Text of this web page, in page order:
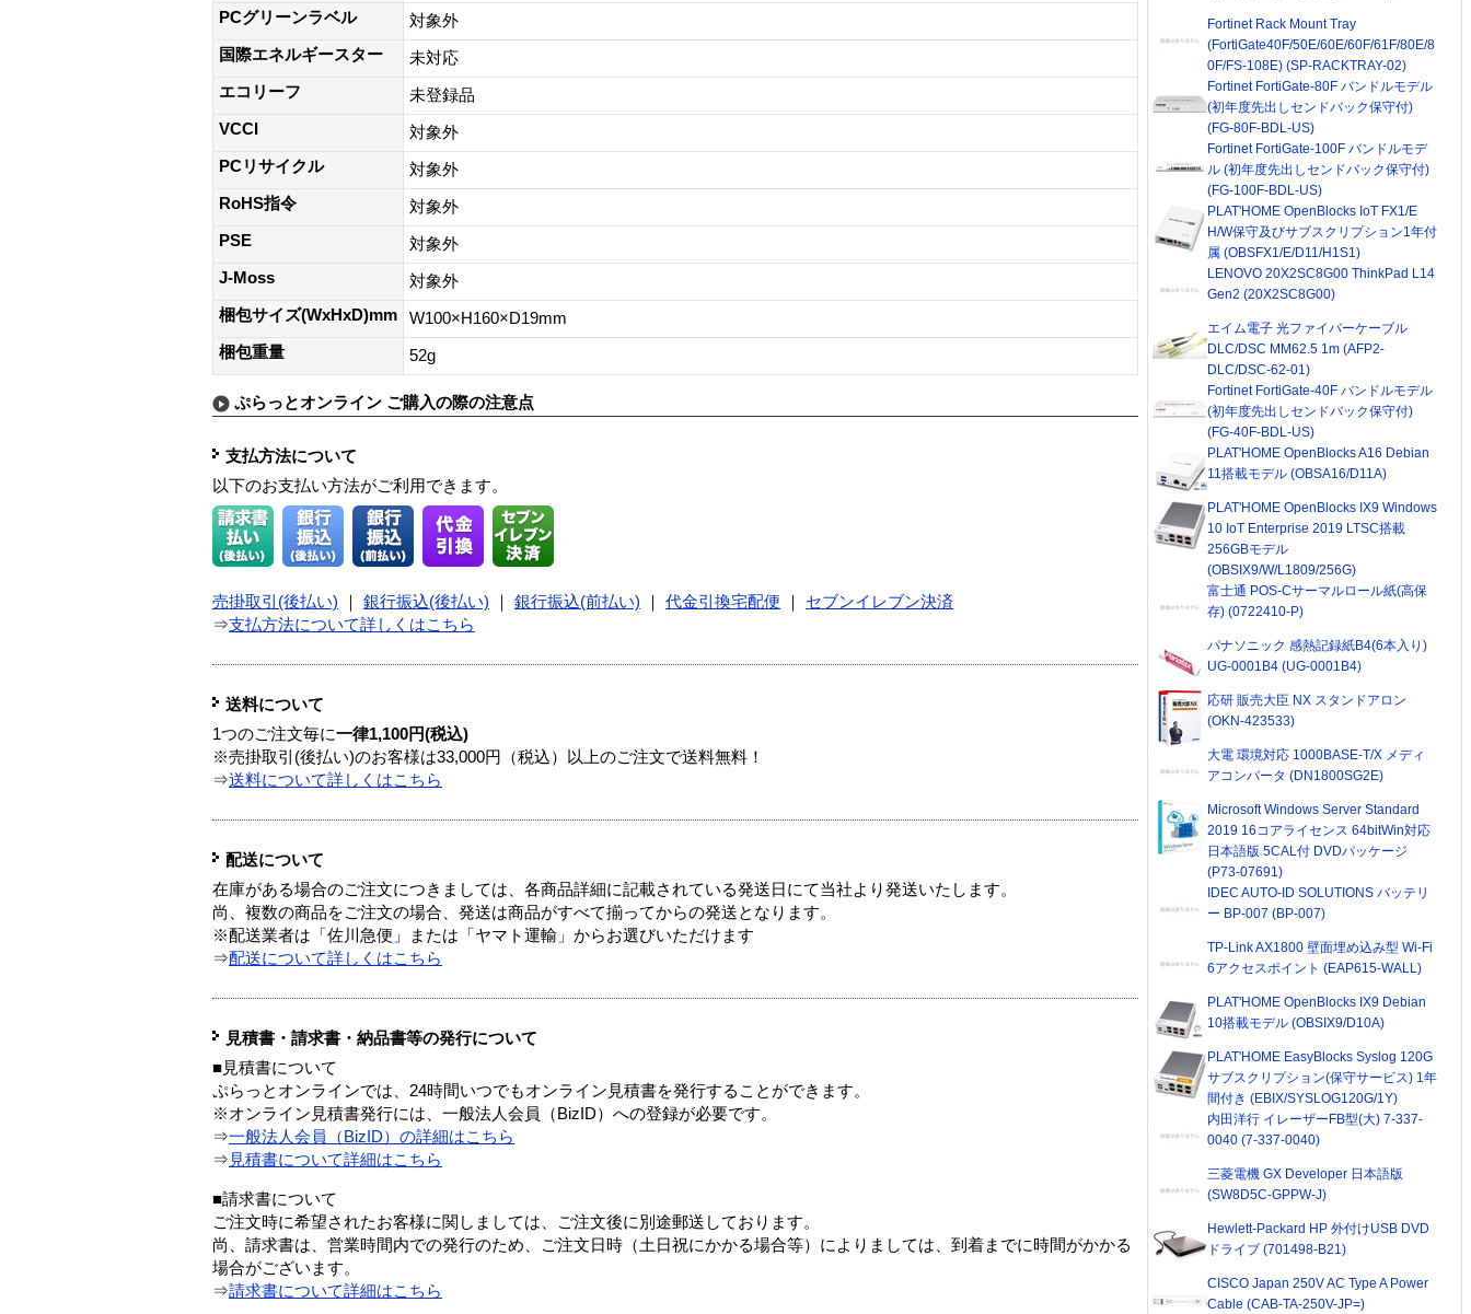
PCグリーンラベル
対象外
国際エネルギースター
未対応
エコリーフ
未登録品
VCCI
対象外
PCリサイクル
対象外
RoHS指令
対象外
PSE
対象外
J-Moss
対象外
梱包サイズ(WxHxD)mm
W100×H160×D19mm
梱包重量
52g
ぷらっとオンライン ご購入の際の注意点
支払方法について
以下のお支払い方法がご利用できます。
売掛取引(後払い) 銀行振込(後払い) 銀行振込(前払い) 代金引換宅配便
セブンイレブン決済
⇒支払方法について詳しくはこちら
送料について
1つのご注文毎に一律1,100円(税込)
※売掛取引(後払い)のお客様は33,000円（税込）以上のご注文で送料無料！
⇒送料について詳しくはこちら
配送について
在庫がある場合のご注文につきましては、各商品詳細に記載されている発送日にて当社より発送いたします。
尚、複数の商品をご注文の場合、発送は商品がすべて揃ってからの発送となります。
※配送業者は「佐川急便」または「ヤマト運輸」からお選びいただけます
⇒配送について詳しくはこちら
見積書・請求書・納品書等の発行について
■見積書について
ぷらっとオンラインでは、24時間いつでもオンライン見積書を発行することができます。
※オンライン見積書発行には、一般法人会員（BizID）への登録が必要です。
⇒一般法人会員（BizID）の詳細はこちら
⇒ 見積書について詳細はこちら
■請求書について
ご注文時に希望されたお客様に関しましては、ご注文後に別途郵送しております。
尚、請求書は、営業時間内での発行のため、ご注文日時（土日祝にかかる場合等）によりましては、到着までに時間がかかる
場合がございます。
⇒請求書について詳細はこちら
Fortinet Rack Mount Tray
(FortiGate40F/50E/60E/60F/61F/80E/8
0F/FS-108E) (SP-RACKTRAY-02)
Fortinet FortiGate-80F バンドルモデル
(初年度先出しセンドバック保守付)
(FG-80F-BDL-US)
Fortinet FortiGate-100F バンドルモデ
ル (初年度先出しセンドバック保守付)
(FG-100F-BDL-US)
PLAT'HOME OpenBlocks IoT FX1/E
H/W保守及びサブスクリプション1年付
属 (OBSFX1/E/D11/H1S1)
LENOVO 20X2SC8G00 ThinkPad L14
Gen2 (20X2SC8G00)
エイム電子 光ファイバーケーブル
DLC/DSC MM62.5 1m (AFP2-
DLC/DSC-62-01)
Fortinet FortiGate-40F バンドルモデル
(初年度先出しセンドバック保守付)
(FG-40F-BDL-US)
PLAT'HOME OpenBlocks A16 Debian
11搭載モデル (OBSA16/D11A)
PLAT'HOME OpenBlocks IX9 Windows
10 IoT Enterprise 2019 LTSC搭載
256GBモデル
(OBSIX9/W/L1809/256G)
富士通 POS-Cサーマルロール紙(高保
存) (0722410-P)
パナソニック 感熱記録紙B4(6本入り)
UG-0001B4 (UG-0001B4)
応研 販売大臣 NX スタンドアロン
(OKN-423533)
大電 環境対応 1000BASE-T/X メディ
アコンバータ (DN1800SG2E)
Microsoft Windows Server Standard
2019 16コアライセンス 64bitWin対応
日本語版 5CAL付 DVDパッケージ
(P73-07691)
IDEC AUTO-ID SOLUTIONS バッテリ
ー BP-007 (BP-007)
TP-Link AX1800 壁面埋め込み型 Wi-Fi
6アクセスポイント (EAP615-WALL)
PLAT'HOME OpenBlocks IX9 Debian
10搭載モデル (OBSIX9/D10A)
PLAT'HOME EasyBlocks Syslog 120G
サブスクリプション(保守サービス) 1年
間付き (EBIX/SYSLOG120G/1Y)
内田洋行 イレーザーFB型(大) 7-337-
0040 (7-337-0040)
三菱電機 GX Developer 日本語版
(SW8D5C-GPPW-J)
Hewlett-Packard HP 外付けUSB DVD
ドライブ (701498-B21)
CISCO Japan 250V AC Type A Power
Cable (CAB-TA-250V-JP=)